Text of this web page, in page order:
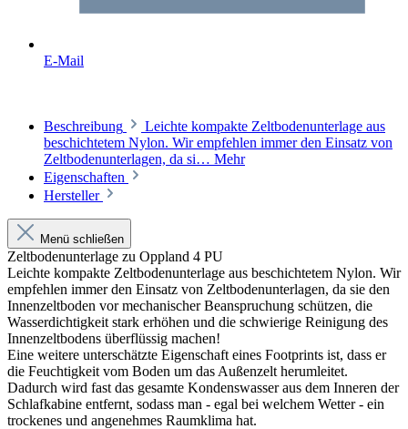
E-Mail
Beschreibung
Leichte kompakte Zeltbodenunterlage aus
beschichtetem Nylon. Wir empfehlen immer den Einsatz von
Zeltbodenunterlagen, da si… Mehr
Eigenschaften
Hersteller
Menü schließen
Zeltbodenunterlage zu Oppland 4 PU
Leichte kompakte Zeltbodenunterlage aus beschichtetem Nylon. Wir
empfehlen immer den Einsatz von Zeltbodenunterlagen, da sie den
Innenzeltboden vor mechanischer Beanspruchung schützen, die
Wasserdichtigkeit stark erhöhen und die schwierige Reinigung des
Innenzeltbodens überflüssig machen!
Eine weitere unterschätzte Eigenschaft eines Footprints ist, dass er
die Feuchtigkeit vom Boden um das Außenzelt herumleitet.
Dadurch wird fast das gesamte Kondenswasser aus dem Inneren der
Schlafkabine entfernt, sodass man - egal bei welchem Wetter - ein
trockenes und angenehmes Raumklima hat.